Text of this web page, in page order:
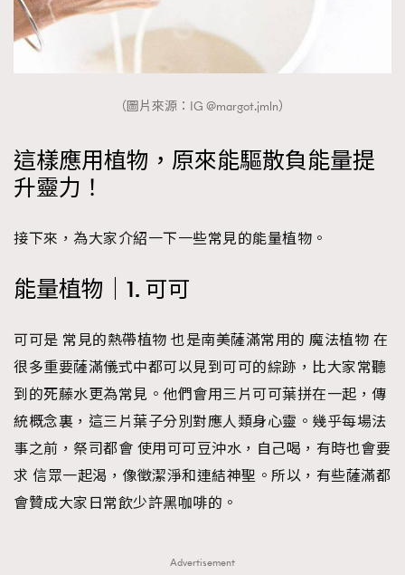
（圖片來源：IG @margot.jmln）
這樣應用植物，原來能驅散負能量提
升靈力！
接下來，為大家介紹一下一些常見的能量植物。
能量植物｜1. 可可
可可是 常見的熱帶植物 也是南美薩滿常用的 魔法植物 在
很多重要薩滿儀式中都可以見到可可的綜跡，比大家常聽
到的死藤水更為常見。他們會用三片可可葉拼在一起，傳
統概念裏，這三片葉子分別對應人類身心靈。幾乎每場法
事之前，祭司都會 使用可可豆沖水，自己喝，有時也會要
求 信眾一起渴，像徵潔淨和連結神聖。所以，有些薩滿都
會贊成大家日常飲少許黑咖啡的。
Advertisement